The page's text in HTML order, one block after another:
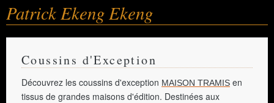
Patrick Ekeng Ekeng
Coussins d'Exception
Découvrez les coussins d'exception MAISON TRAMIS en
tissus de grandes maisons d'édition. Destinées aux